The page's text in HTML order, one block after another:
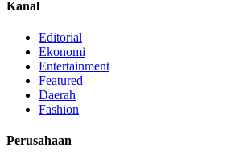
Kanal
Editorial
Ekonomi
Entertainment
Featured
Daerah
Fashion
Perusahaan